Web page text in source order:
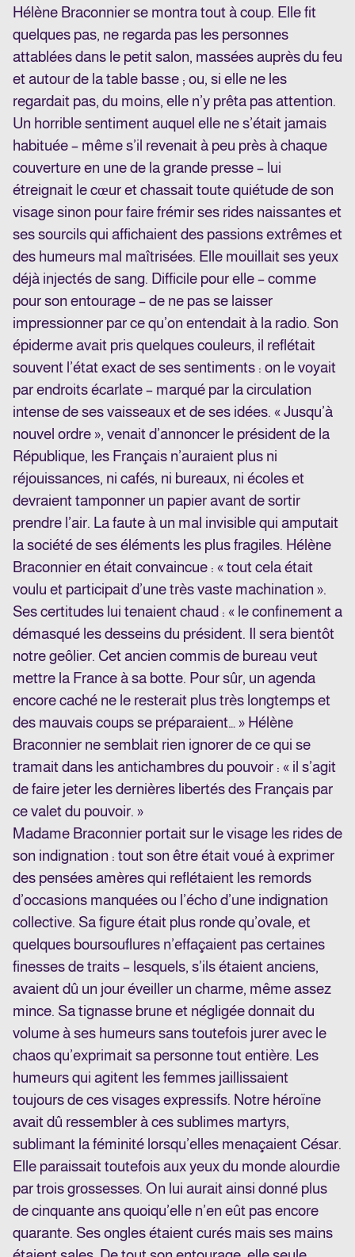
Hélène Braconnier se montra tout à coup. Elle fit
quelques pas, ne regarda pas les personnes
attablées dans le petit salon, massées auprès du feu
et autour de la table basse ; ou, si elle ne les
regardait pas, du moins, elle n’y prêta pas attention.
Un horrible sentiment auquel elle ne s’était jamais
habituée – même s’il revenait à peu près à chaque
couverture en une de la grande presse – lui
étreignait le cœur et chassait toute quiétude de son
visage sinon pour faire frémir ses rides naissantes et
ses sourcils qui affichaient des passions extrêmes et
des humeurs mal maîtrisées. Elle mouillait ses yeux
déjà injectés de sang. Difficile pour elle – comme
pour son entourage – de ne pas se laisser
impressionner par ce qu’on entendait à la radio. Son
épiderme avait pris quelques couleurs, il reflétait
souvent l’état exact de ses sentiments : on le voyait
par endroits écarlate – marqué par la circulation
intense de ses vaisseaux et de ses idées. « Jusqu’à
nouvel ordre », venait d’annoncer le président de la
République, les Français n’auraient plus ni
réjouissances, ni cafés, ni bureaux, ni écoles et
devraient tamponner un papier avant de sortir
prendre l’air. La faute à un mal invisible qui amputait
la société de ses éléments les plus fragiles. Hélène
Braconnier en était convaincue : « tout cela était
voulu et participait d’une très vaste machination ».
Ses certitudes lui tenaient chaud : « le confinement a
démasqué les desseins du président. Il sera bientôt
notre geôlier. Cet ancien commis de bureau veut
mettre la France à sa botte. Pour sûr, un agenda
encore caché ne le resterait plus très longtemps et
des mauvais coups se préparaient… » Hélène
Braconnier ne semblait rien ignorer de ce qui se
tramait dans les antichambres du pouvoir : « il s’agit
de faire jeter les dernières libertés des Français par
ce valet du pouvoir. »
Madame Braconnier portait sur le visage les rides de
son indignation : tout son être était voué à exprimer
des pensées amères qui reflétaient les remords
d’occasions manquées ou l’écho d’une indignation
collective. Sa figure était plus ronde qu’ovale, et
quelques boursouflures n’effaçaient pas certaines
finesses de traits – lesquels, s’ils étaient anciens,
avaient dû un jour éveiller un charme, même assez
mince. Sa tignasse brune et négligée donnait du
volume à ses humeurs sans toutefois jurer avec le
chaos qu’exprimait sa personne tout entière. Les
humeurs qui agitent les femmes jaillissaient
toujours de ces visages expressifs. Notre héroïne
avait dû ressembler à ces sublimes martyrs,
sublimant la féminité lorsqu’elles menaçaient César.
Elle paraissait toutefois aux yeux du monde alourdie
par trois grossesses. On lui aurait ainsi donné plus
de cinquante ans quoiqu’elle n’en eût pas encore
quarante. Ses ongles étaient curés mais ses mains